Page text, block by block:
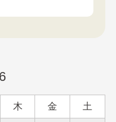
木 金 土